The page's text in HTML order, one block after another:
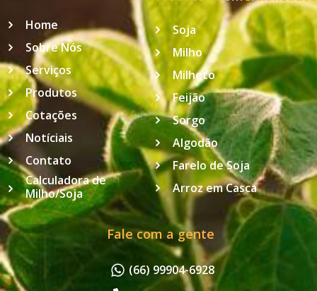
Home
Sobre Nós
Serviços
Produtos
Cotações
Notíciais
Contato
Calculadora de
Milho/Soja
Soja
Milho
Milheto
Feijão
Sorgo
Algodão
Farelo de Soja
Arroz em Casca
Fale com a gente
(66) 99904-6928